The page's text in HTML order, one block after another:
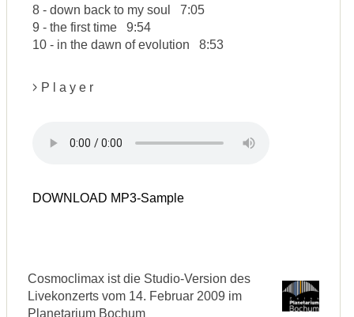
8 - down back to my soul 7:05
9 - the first time 9:54
10 - in the dawn of evolution 8:53
P l a y e r
DOWNLOAD MP3-Sample
Cosmoclimax ist die Studio-Version des
Livekonzerts vom 14. Februar 2009 im
Planetarium Bochum